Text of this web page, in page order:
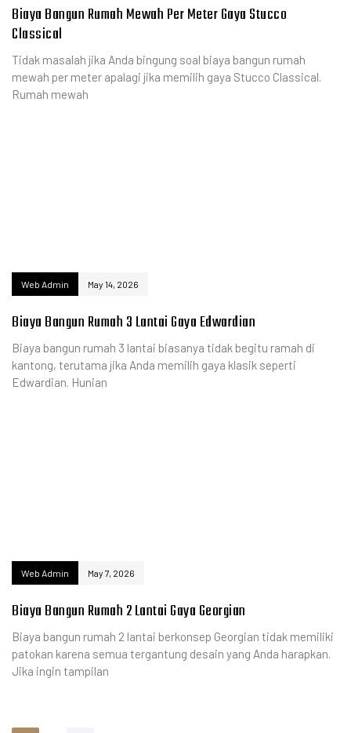
Biaya Bangun Rumah Mewah Per Meter Gaya Stucco
Classical
Tidak masalah jika Anda bingung soal biaya bangun rumah
mewah per meter apalagi jika memilih gaya Stucco Classical.
Rumah mewah
Web Admin May 14, 2026
Biaya Bangun Rumah 3 Lantai Gaya Edwardian
Biaya bangun rumah 3 lantai biasanya tidak begitu ramah di
kantong, terutama jika Anda memilih gaya klasik seperti
Edwardian. Hunian
Web Admin May 7, 2026
Biaya Bangun Rumah 2 Lantai Gaya Georgian
Biaya bangun rumah 2 lantai berkonsep Georgian tidak memiliki
patokan karena semua tergantung desain yang Anda harapkan.
Jika ingin tampilan